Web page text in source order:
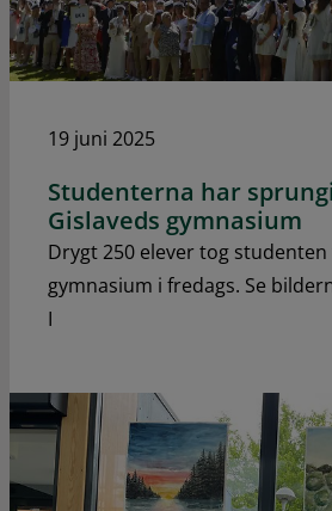
19 juni 2025
Studenterna har
Gislaveds gymnasium
Drygt 250 elever tog studenten
gymnasium i fredags. Se
I